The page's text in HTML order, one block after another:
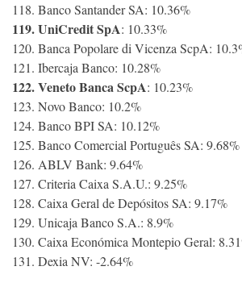
118. Banco Santander SA: 10.36%
119. UniCredit SpA: 10.33%
120. Banca Popolare di Vicenza ScpA:
121. Ibercaja Banco: 10.28%
122. Veneto Banca ScpA: 10.23%
123. Novo Banco: 10.2%
124. Banco BPI SA: 10.12%
125. Banco Comercial Português SA: 9.68%
126. ABLV Bank: 9.64%
127. Criteria Caixa S.A.U.: 9.25%
128. Caixa Geral de Depósitos SA: 9.17%
129. Unicaja Banco S.A.: 8.9%
130. Caixa Económica Montepio Geral:
131. Dexia NV: -2.64%